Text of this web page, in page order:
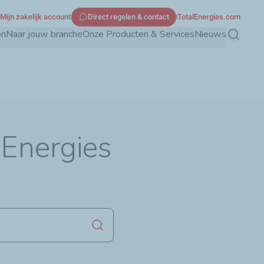
Naar jouw brancheOnze Producten & ServicesNieuws Zoeken
Mijn zakelijk account Direct regelen & contact TotalEnergies.com
Zoekopdracht starten